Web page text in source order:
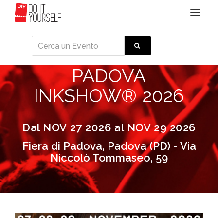
Toggle
PADOVA
INKSHOW® 2026
Dal NOV 27 2026 al NOV 29 2026
Fiera di Padova, Padova (PD) - Via
Niccolò Tommaseo, 59